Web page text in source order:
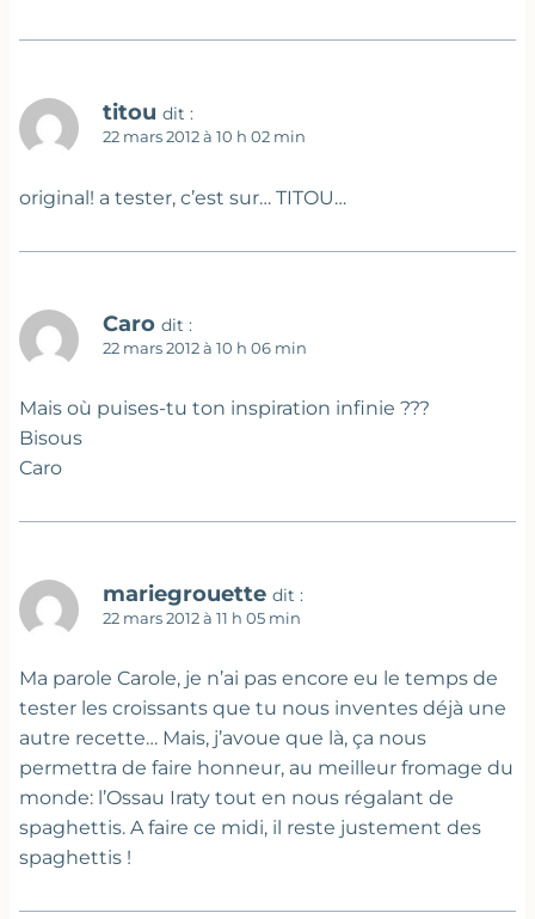
titou dit :
22 mars 2012 à 10 h 02 min
original! a tester, c’est sur… TITOU…
Caro dit :
22 mars 2012 à 10 h 06 min
Mais où puises-tu ton inspiration infinie ???
Bisous
Caro
mariegrouette dit :
22 mars 2012 à 11 h 05 min
Ma parole Carole, je n’ai pas encore eu le temps de
tester les croissants que tu nous inventes déjà une
autre recette… Mais, j’avoue que là, ça nous
permettra de faire honneur, au meilleur fromage du
monde: l’Ossau Iraty tout en nous régalant de
spaghettis. A faire ce midi, il reste justement des
spaghettis !